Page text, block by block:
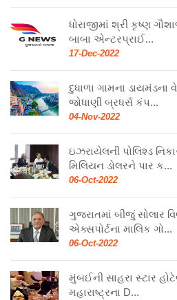
ધોરાજીમાં શ્રી કૃષ્ણ
બાબા એન્ટરપ્રાઈ...
17-Dec-2022
દુધાળા ગામના ડાયમંડના
જોધાણી બ્રધર્સ કંપ...
04-Nov-2022
ઇઝરાયેલની પોલિશ્ડ
મિલિયન ડોલરને પાર ક...
06-Oct-2022
ગુજરાતમાં બીજું સોલાર
એક્સપોર્ટના માલિક ગો...
06-Oct-2022
મુંબઈની સાહરા સ્ટાર
મહારાષ્ટ્રના D...